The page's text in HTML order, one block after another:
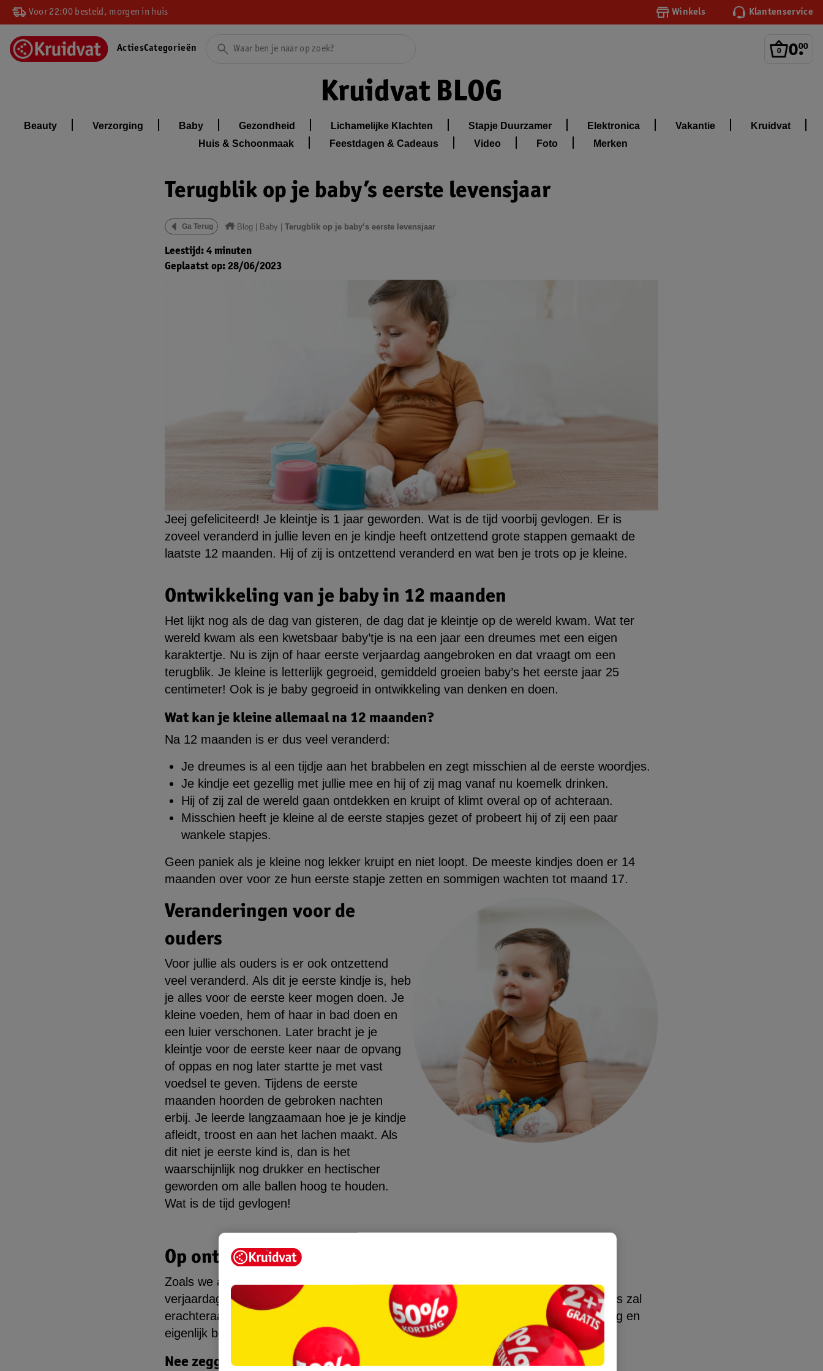
Voor 22:00 besteld, morgen in huis Winkels Klantenservice
0.
00
ActiesCategorieën
Kruidvat BLOG
Beauty Verzorging Baby Gezondheid Lichamelijke Klachten Stapje Duurzamer Elektronica Vakantie
Kruidvat
Huis & Schoonmaak
Feestdagen & Cadeaus Video Foto Merken
Terugblik op je baby’s eerste levensjaar
Ga Terug Blog | Baby |Terugblik op je baby’s eerste levensjaar
Leestijd: 4 minuten
Geplaatst op: 28/06/2023
Jeej gefeliciteerd! Je kleintje is 1 jaar geworden. Wat is de tijd voorbij gevlogen. Er is
zoveel veranderd in jullie leven en je kindje heeft ontzettend grote stappen gemaakt de
laatste 12 maanden. Hij of zij is ontzettend veranderd en wat ben je trots op je kleine.
Ontwikkeling van je baby in 12 maanden
Het lijkt nog als de dag van gisteren, de dag dat je kleintje op de wereld kwam. Wat ter
wereld kwam als een kwetsbaar baby’tje is na een jaar een dreumes met een eigen
karaktertje. Nu is zijn of haar eerste verjaardag aangebroken en dat vraagt om een
terugblik. Je kleine is letterlijk gegroeid, gemiddeld groeien baby’s het eerste jaar 25
centimeter! Ook is je baby gegroeid in ontwikkeling van denken en doen.
Wat kan je kleine allemaal na 12 maanden?
Na 12 maanden is er dus veel veranderd:
Je dreumes is al een tijdje aan het brabbelen en zegt misschien al de eerste woordjes.
Je kindje eet gezellig met jullie mee en hij of zij mag vanaf nu koemelk drinken.
Hij of zij zal de wereld gaan ontdekken en kruipt of klimt overal op of achteraan.
Misschien heeft je kleine al de eerste stapjes gezet of probeert hij of zij een paar
wankele stapjes.
Geen paniek als je kleine nog lekker kruipt en niet loopt. De meeste kindjes doen er 14
maanden over voor ze hun eerste stapje zetten en sommigen wachten tot maand 17.
Veranderingen voor de
ouders
Voor jullie als ouders is er ook ontzettend
veel veranderd. Als dit je eerste kindje is, heb
je alles voor de eerste keer mogen doen. Je
kleine voeden, hem of haar in bad doen en
een luier verschonen. Later bracht je je
kleintje voor de eerste keer naar de opvang
of oppas en nog later startte je met vast
voedsel te geven. Tijdens de eerste
maanden hoorden de gebroken nachten
erbij. Je leerde langzaamaan hoe je je kindje
afleidt, troost en aan het lachen maakt. Als
dit niet je eerste kind is, dan is het
waarschijnlijk nog drukker en hectischer
geworden om alle ballen hoog te houden.
Wat is de tijd gevlogen!
Op ontdekking!
Zoals we al noemden zal je kleine volop op ontdekking zijn rond zijn of haar eerste
verjaardag. Het maakt niet uit wat het is, een kat, een boek of een plant, je dreumes zal
erachteraan willen en het aanraken, optillen of weggooien. Dit is heel gezond gedrag en
eigenlijk best leuk om te zien, als het binnen de perken blijft.
Nee zeggen tegen je kindje